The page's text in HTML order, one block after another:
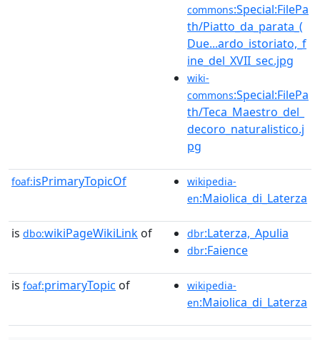
commons:Special:FilePa
th/Piatto_da_parata_(
Due...ardo_istoriato,_f
ine_del_XVII_sec.jpg
wiki-
commons:Special:FilePa
th/Teca_Maestro_del_
decoro_naturalistico.j
pg
foaf:isPrimaryTopicOf
wikipedia-
en:Maiolica_di_Laterza
is dbo:wikiPageWikiLink of dbr:Laterza,_Apulia
dbr:Faience
is foaf:primaryTopic of
wikipedia-
en:Maiolica_di_Laterza